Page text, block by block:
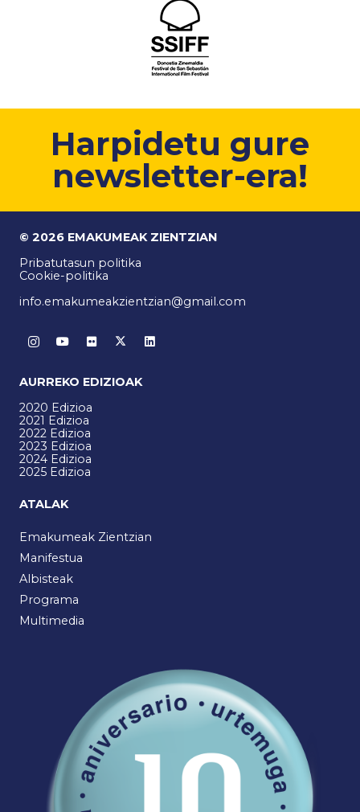
Harpidetu gure
newsletter-era!
© 2026 EMAKUMEAK ZIENTZIAN
Pribatutasun politika
Cookie-politika
info.emakumeakzientzian@gmail.com
AURREKO EDIZIOAK
2020 Edizioa
2021 Edizioa
2022 Edizioa
2023 Edizioa
2024 Edizioa
2025 Edizioa
ATALAK
Emakumeak Zientzian
Manifestua
Albisteak
Programa
Multimedia